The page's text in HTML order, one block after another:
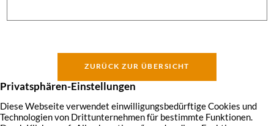
ZURÜCK ZUR ÜBERSICHT